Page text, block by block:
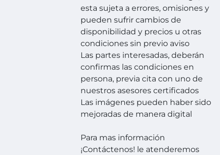
esta sujeta a errores, omisiones y
pueden sufrir cambios de
disponibilidad y precios u otras
condiciones sin previo aviso
Las partes interesadas, deberán
confirmas las condiciones en
persona, previa cita con uno de
nuestros asesores certificados
Las imágenes pueden haber sido
mejoradas de manera digital
Para mas información
¡Contáctenos! le atenderemos